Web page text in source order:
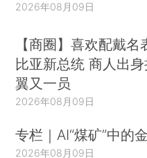
2026年08月09日
【商圈】喜欢配戴名
比亚新总统 商人出
翼又一员
2026年08月09日
专栏｜AI“煤矿”中的
2026年08月09日